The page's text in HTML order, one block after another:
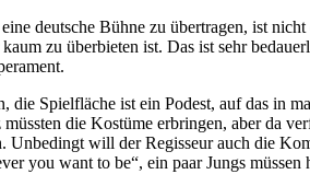
deutsche Bühne zu übertragen, ist
zu überbieten ist. Das ist sehr
Spielfläche ist ein Podest, auf das in
die Kostüme erbringen, aber da
will der Regisseur auch die
you want to be“, ein paar Jungs müssen